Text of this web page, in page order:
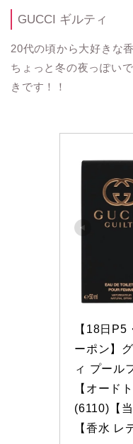
GUCCI ギルティ
20代の頃から大好きな
ちょっと冬の夜っぽい
きです！！
【18日
ーポン】
ィ プール
【オード
(6110)【
【香水 レ